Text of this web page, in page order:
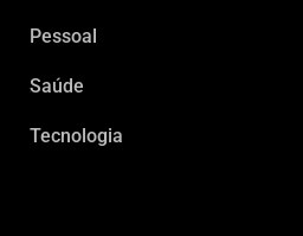
Pessoal
Saúde
Tecnologia